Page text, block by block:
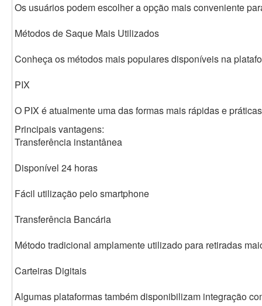
Os usuários podem escolher a opção mais conveniente
Métodos de Saque Mais Utilizados
Conheça os métodos mais populares disponíveis na
PIX
O PIX é atualmente uma das formas mais rápidas e
Principais vantagens:
Transferência instantânea
Disponível 24 horas
Fácil utilização pelo smartphone
Transferência Bancária
Método tradicional amplamente utilizado para retiradas
Carteiras Digitais
Algumas plataformas também disponibilizam integração